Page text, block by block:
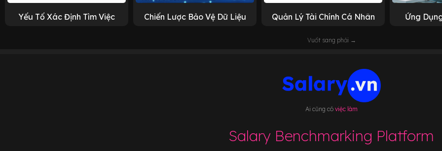
Yếu Tố Xác Định Tìm Việc Chiến Lược Bảo Vệ Dữ Liệu Quản Lý Tài Chính Cá Nhân Ứng
Vuốt sang phải →
Ai cũng cóviệc làm
Salary Benchmarking Platform